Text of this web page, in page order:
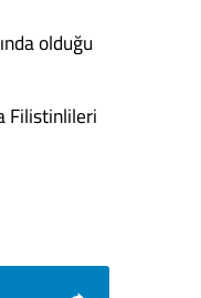
olduğu
Filistinlileri